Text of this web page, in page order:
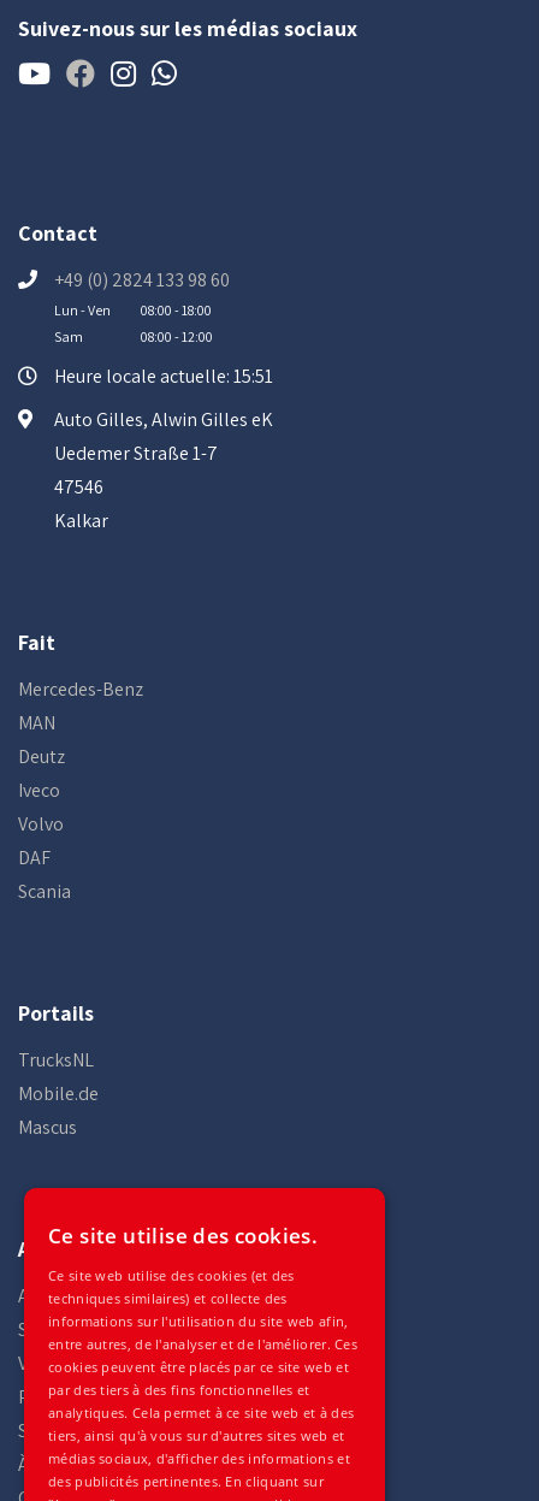
Suivez-nous sur les médias sociaux
Contact
+49 (0) 2824 133 98 60
Lun - Ven
08:00 - 18:00
Sam
08:00 - 12:00
Heure locale actuelle: 15:51
Auto Gilles, Alwin Gilles eK
Uedemer Straße 1-7
47546
Kalkar
Fait
Mercedes-Benz
MAN
Deutz
Iveco
Volvo
DAF
Scania
Portails
TrucksNL
Mobile.de
Mascus
Auto Gilles
Accueil
Stock
Véhicules
Pièces
Services
À propos de
Ce site utilise des cookies.
Ce site web utilise des cookies (et des
techniques similaires) et collecte des
informations sur l'utilisation du site web afin,
entre autres, de l'analyser et de l'améliorer. Ces
cookies peuvent être placés par ce site web et
par des tiers à des fins fonctionnelles et
analytiques. Cela permet à ce site web et à des
tiers, ainsi qu'à vous sur d'autres sites web et
médias sociaux, d'afficher des informations et
des publicités pertinentes. En cliquant sur